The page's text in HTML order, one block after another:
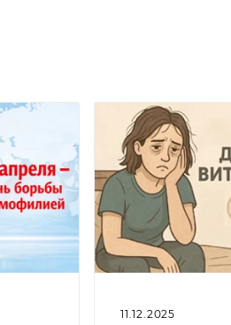
11.12.2025